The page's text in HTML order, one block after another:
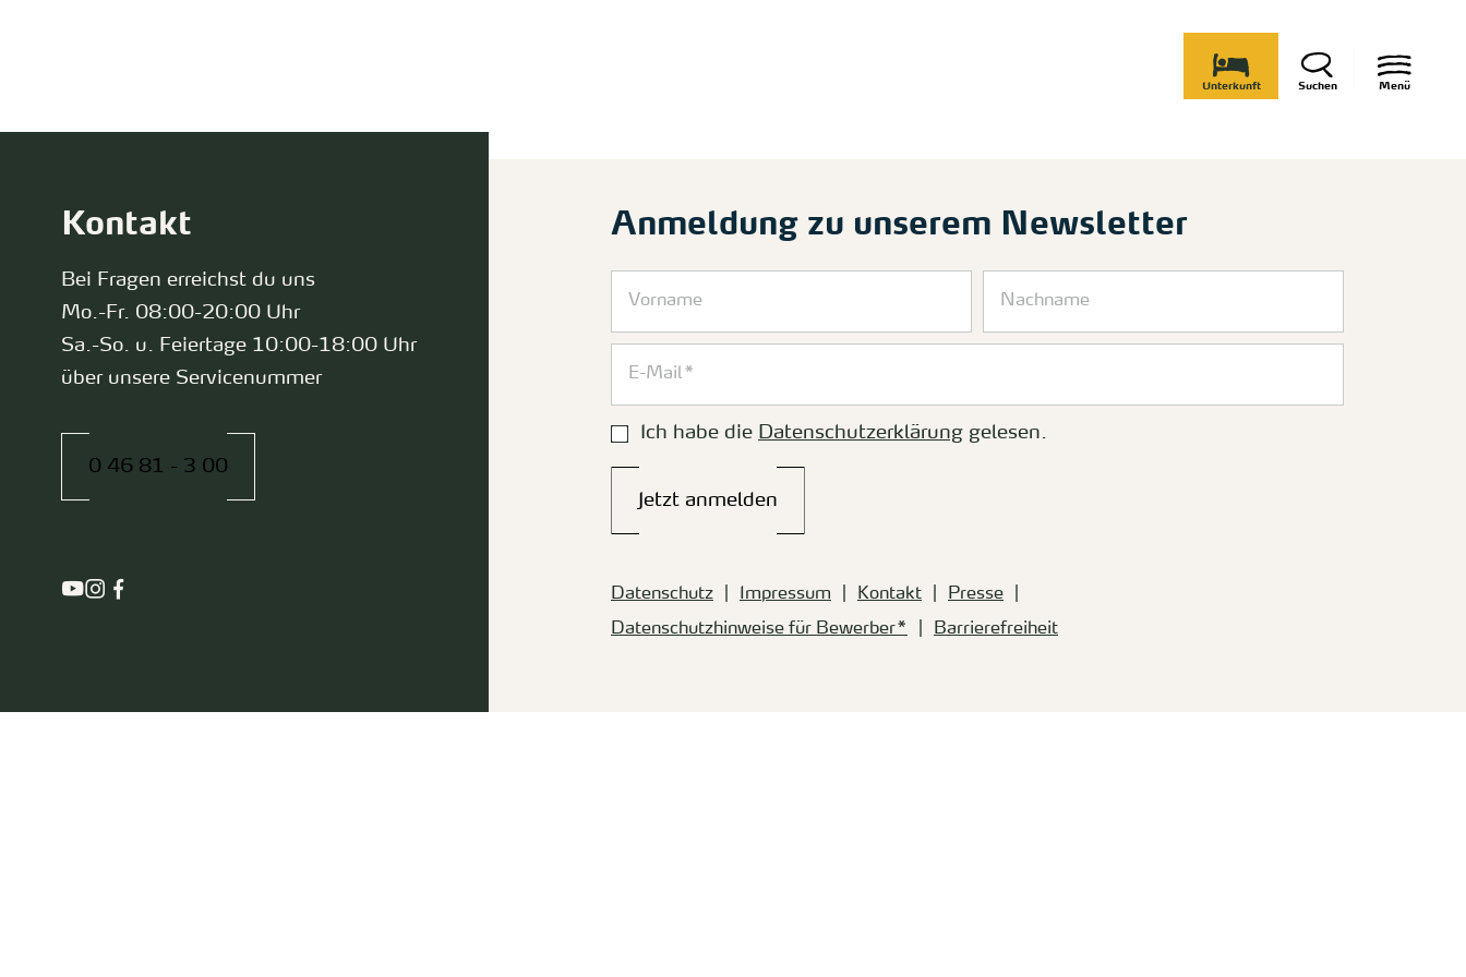
Menü
Suchen
Unterkunft
Anmeldung zu unserem Newsletter
Ich habe die Datenschutzerklärung gelesen.
Jetzt anmelden
Datenschutz Impressum Kontakt
Presse
Datenschutzhinweise für Bewerber*
Barrierefreiheit
Kontakt
Bei Fragen erreichst du uns
Mo.-Fr. 08:00-20:00 Uhr
Sa.-So. u. Feiertage 10:00-18:00 Uhr
über unsere Servicenummer
0 46 81 - 3 00